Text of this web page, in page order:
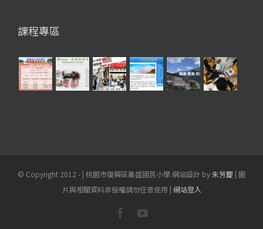
課程專區
© Copyright 2012 - | 桃園市復興區義盛國民小學 網站設計 by朱芳慶 | 圖
片與相關資料非授權請勿任意使用 | 網站登入
FacebookYouTube